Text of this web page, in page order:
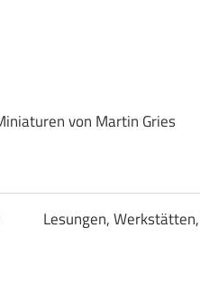
von Martin Gries
Lesungen,